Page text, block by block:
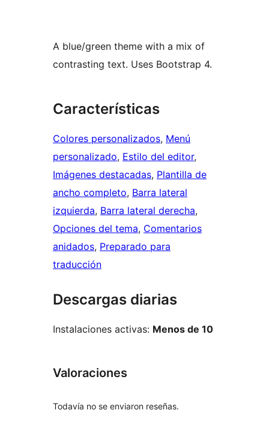
A blue/green theme with a mix of
contrasting text. Uses Bootstrap 4.
Características
Colores personalizados, Menú
personalizado, Estilo del editor
Imágenes destacadas, Plantilla de
ancho completo, Barra lateral
izquierda, Barra lateral derecha
Opciones del tema, Comentarios
anidados, Preparado para
traducción
Descargas diarias
Instalaciones activas: Menos de 10
Valoraciones
Todavía no se enviaron reseñas.